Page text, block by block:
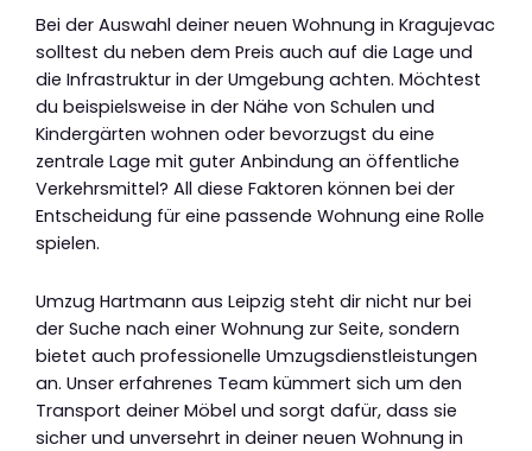
Bei der Auswahl deiner neuen Wohnung in Kragujevac
solltest du neben dem Preis auch auf die Lage und
die Infrastruktur in der Umgebung achten. Möchtest
du beispielsweise in der Nähe von Schulen und
Kindergärten wohnen oder bevorzugst du eine
zentrale Lage mit guter Anbindung an öffentliche
Verkehrsmittel? All diese Faktoren können bei der
Entscheidung für eine passende Wohnung eine Rolle
spielen.
Umzug Hartmann aus Leipzig steht dir nicht nur bei
der Suche nach einer Wohnung zur Seite, sondern
bietet auch professionelle Umzugsdienstleistungen
an. Unser erfahrenes Team kümmert sich um den
Transport deiner Möbel und sorgt dafür, dass sie
sicher und unversehrt in deiner neuen Wohnung in